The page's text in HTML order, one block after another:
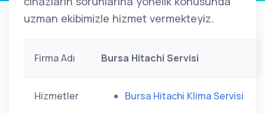
uzman ekibimizle hizmet vermekteyiz.
Firma Adı Bursa Hitachi Servisi
Hizmetler Bursa Hitachi Klima Servisi